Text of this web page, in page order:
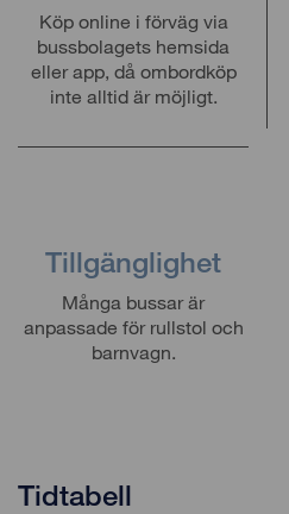
Köp online i förväg via
bussbolagets hemsida
eller app, då ombordköp
inte alltid är möjligt.
Tillgänglighet
Många bussar är
anpassade för rullstol och
barnvagn.
Tidtabell